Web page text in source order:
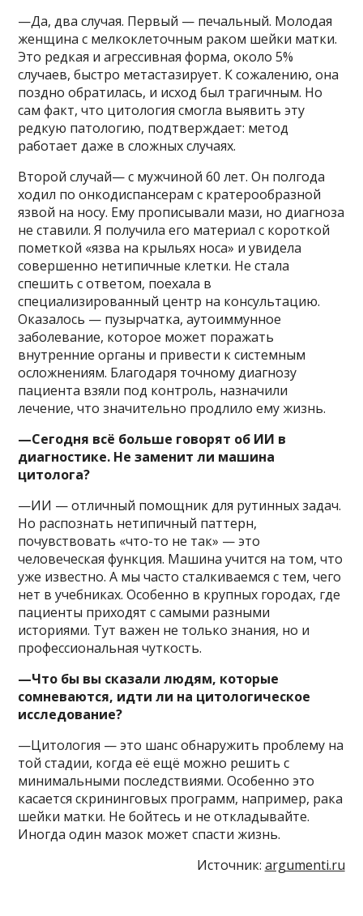
—Да, два случая. Первый — печальный. Молодая
женщина с мелкоклеточным раком шейки матки.
Это редкая и агрессивная форма, около 5%
случаев, быстро метастазирует. К сожалению, она
поздно обратилась, и исход был трагичным. Но
сам факт, что цитология смогла выявить эту
редкую патологию, подтверждает: метод
работает даже в сложных случаях.
Второй случай— с мужчиной 60 лет. Он полгода
ходил по онкодиспансерам с кратерообразной
язвой на носу. Ему прописывали мази, но диагноза
не ставили. Я получила его материал с короткой
пометкой «язва на крыльях носа» и увидела
совершенно нетипичные клетки. Не стала
спешить с ответом, поехала в
специализированный центр на консультацию.
Оказалось — пузырчатка, аутоиммунное
заболевание, которое может поражать
внутренние органы и привести к системным
осложнениям. Благодаря точному диагнозу
пациента взяли под контроль, назначили
лечение, что значительно продлило ему жизнь.
—Сегодня всё больше говорят об ИИ в
диагностике. Не заменит ли машина
цитолога?
—ИИ — отличный помощник для рутинных задач.
Но распознать нетипичный паттерн,
почувствовать «что-то не так» — это
человеческая функция. Машина учится на том, что
уже известно. А мы часто сталкиваемся с тем, чего
нет в учебниках. Особенно в крупных городах, где
пациенты приходят с самыми разными
историями. Тут важен не только знания, но и
профессиональная чуткость.
—Что бы вы сказали людям, которые
сомневаются, идти ли на цитологическое
исследование?
—Цитология — это шанс обнаружить проблему на
той стадии, когда её ещё можно решить с
минимальными последствиями. Особенно это
касается скрининговых программ, например, рака
шейки матки. Не бойтесь и не откладывайте.
Иногда один мазок может спасти жизнь.
Источник: argumenti.ru